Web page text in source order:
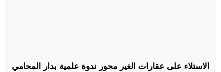
الاستلاء على عقارات الغير محور ندوة علمية بدار المحامي